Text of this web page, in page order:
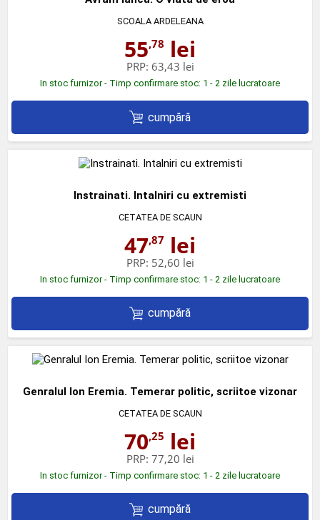
SCOALA ARDELEANA
55,78 lei
PRP: 63,43 lei
In stoc furnizor - Timp confirmare stoc: 1 - 2 zile lucratoare
cumpără
Instrainati. Intalniri cu extremisti
CETATEA DE SCAUN
47,87 lei
PRP: 52,60 lei
In stoc furnizor - Timp confirmare stoc: 1 - 2 zile lucratoare
cumpără
Genralul Ion Eremia. Temerar politic, scriitoe vizonar
CETATEA DE SCAUN
70,25 lei
PRP: 77,20 lei
In stoc furnizor - Timp confirmare stoc: 1 - 2 zile lucratoare
cumpără